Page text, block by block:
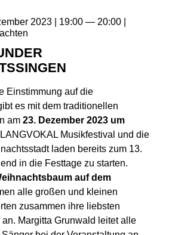
2023 19:00
20:00
Einstimmung auf die
es mit dem traditionellen
am 23. Dezember 2023 um
Musikfestival und die
laden bereits zum 13.
in die Festtage zu starten.
auf dem
alle großen und kleinen
zusammen ihre liebsten
Margitta Grunwald leitet alle